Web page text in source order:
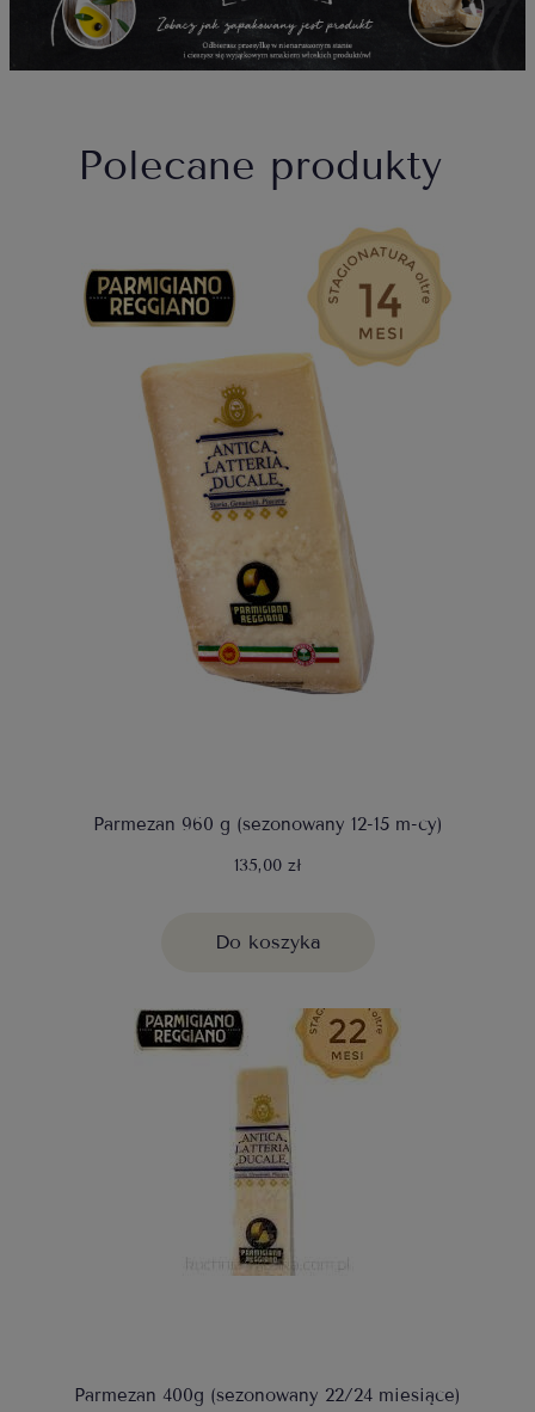
Polecane produkty
Parmezan 960 g (sezonowany 12-15 m-cy)
135,00 zł
Do koszyka
Parmezan 400g (sezonowany 22/24 miesiące)